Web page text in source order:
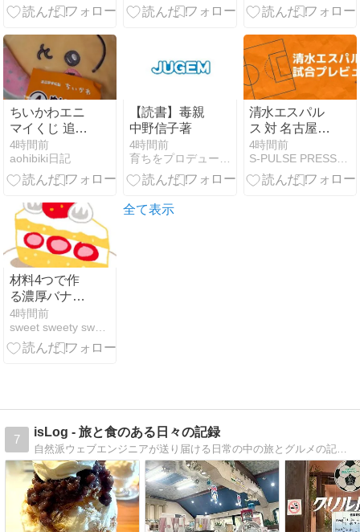
さぎ狙いで争
ちいかわエニ
マイくじ 追加
５回
4時間前
aohibiki日記
【読書】毒親
中野信子著
4時間前
育ちをプロデュースする女性社長のブログ
清水エスパル
ス 対 名古屋グ
ランパス スタ
メン予想｜タ
イトルを目指
4時間前
S-PULSE PRESS（エスパルス プレス）
材料4つで作
る濃厚バナナ
アイス｜プロ
はバナナを潰
すだけじゃな
4時間前
sweet sweety sweets | スイーツの作り方
全て表示
7
isLog - 旅と食のある日々の記録
自然派ウェブエンジニアが送り届ける日常の中の旅とグルメの記録。「日々生きること自体が旅」をテーマに綴っています。